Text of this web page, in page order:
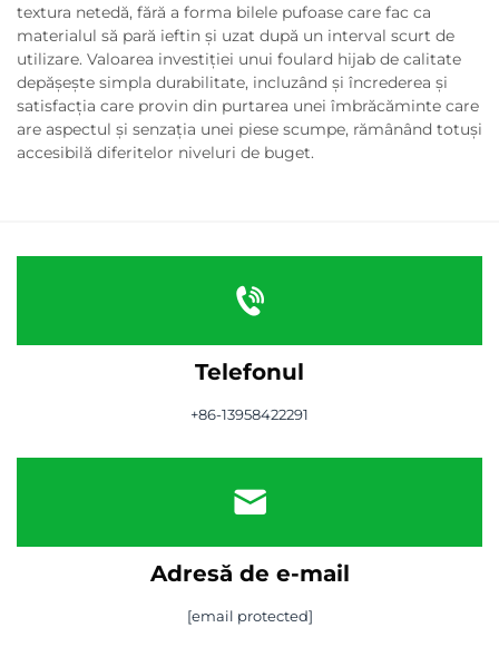
textura netedă, fără a forma bilele pufoase care fac ca
materialul să pară ieftin și uzat după un interval scurt de
utilizare. Valoarea investiției unui foulard hijab de calitate
depășește simpla durabilitate, incluzând și încrederea și
satisfacția care provin din purtarea unei îmbrăcăminte care
are aspectul și senzația unei piese scumpe, rămânând totuși
accesibilă diferitelor niveluri de buget.
Telefonul
+86-13958422291
Adresă de e-mail
[email protected]